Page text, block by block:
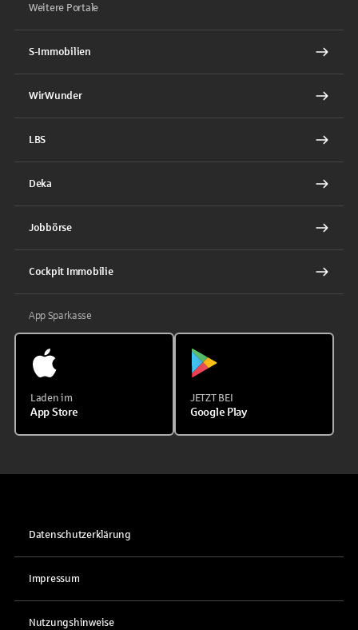
Weitere Portale
S-Immobilien
WirWunder
LBS
Deka
Jobbörse
Cockpit Immobilie
App Sparkasse
Laden im
App Store
JETZT BEI
Google Play
Datenschutzerklärung
Impressum
Nutzungshinweise